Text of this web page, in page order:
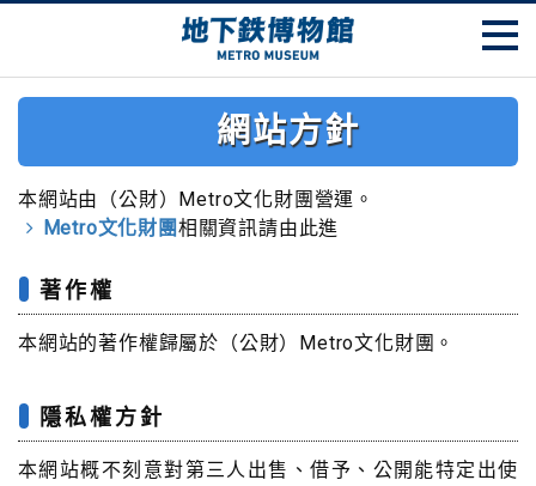
網站方針
本網站由（公財）Metro文化財團營運。
Metro文化財團相關資訊請由此進
著作權
本網站的著作權歸屬於（公財）Metro文化財團。
隱私權方針
本網站概不刻意對第三人出售、借予、公開能特定出使